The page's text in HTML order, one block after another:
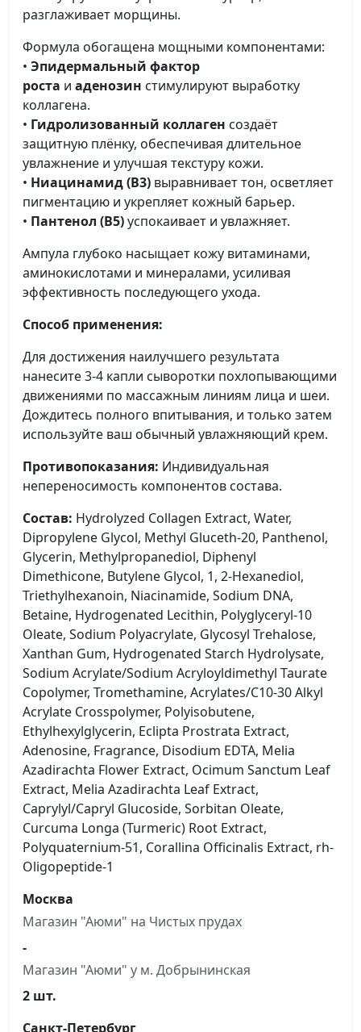
разглаживает морщины.
Формула обогащена мощными компонентами:
• Эпидермальный фактор
роста и аденозин стимулируют выработку
коллагена.
• Гидролизованный коллаген создаёт
защитную плёнку, обеспечивая длительное
увлажнение и улучшая текстуру кожи.
• Ниацинамид (B3) выравнивает тон, осветляет
пигментацию и укрепляет кожный барьер.
• Пантенол (B5)успокаивает и увлажняет.
Ампула глубоко насыщает кожу витаминами,
аминокислотами и минералами, усиливая
эффективность последующего ухода.
Способ применения:
Для достижения наилучшего результата
нанесите 3-4 капли сыворотки похлопывающими
движениями по массажным линиям лица и шеи.
Дождитесь полного впитывания, и только затем
используйте ваш обычный увлажняющий крем.
Противопоказания: Индивидуальная
непереносимость компонентов состава.
Состав: Hydrolyzed Collagen Extract, Water,
Dipropylene Glycol, Methyl Gluceth-20, Panthenol,
Glycerin, Methylpropanediol, Diphenyl
Dimethicone, Butylene Glycol, 1, 2-Hexanediol,
Triethylhexanoin, Niacinamide, Sodium DNA,
Betaine, Hydrogenated Lecithin, Polyglyceryl-10
Oleate, Sodium Polyacrylate, Glycosyl Trehalose,
Xanthan Gum, Hydrogenated Starch Hydrolysate,
Sodium Acrylate/Sodium Acryloyldimethyl Taurate
Copolymer, Tromethamine, Acrylates/C10-30 Alkyl
Acrylate Crosspolymer, Polyisobutene,
Ethylhexylglycerin, Eclipta Prostrata Extract,
Adenosine, Fragrance, Disodium EDTA, Melia
Azadirachta Flower Extract, Ocimum Sanctum Leaf
Extract, Melia Azadirachta Leaf Extract,
Caprylyl/Capryl Glucoside, Sorbitan Oleate,
Curcuma Longa (Turmeric) Root Extract,
Polyquaternium-51, Corallina Officinalis Extract, rh-
Oligopeptide-1
Москва
Магазин "Аюми" на Чистыx прудах
-
Магазин "Аюми" у м. Добрынинская
2 шт.
Санкт-Петербург